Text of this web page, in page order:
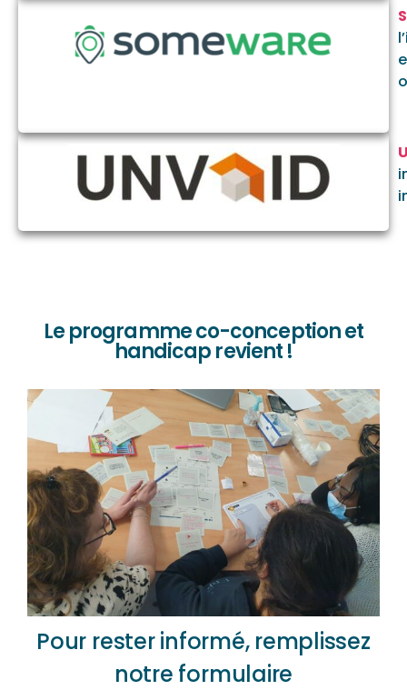
Le programme co-conception et
handicap revient !
Pour rester informé, remplissez
notre formulaire